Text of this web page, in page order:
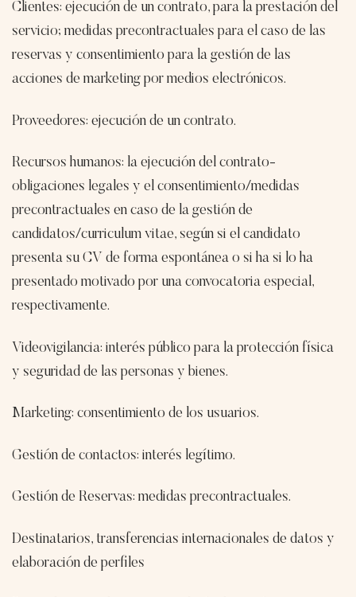
Clientes: ejecución de un contrato, para la prestación del
servicio; medidas precontractuales para el caso de las
reservas y consentimiento para la gestión de las
acciones de marketing por medios electrónicos.
Proveedores: ejecución de un contrato.
Recursos humanos: la ejecución del contrato-
obligaciones legales y el consentimiento/medidas
precontractuales en caso de la gestión de
candidatos/curriculum vitae, según si el candidato
presenta su CV de forma espontánea o si ha si lo ha
presentado motivado por una convocatoria especial,
respectivamente.
Videovigilancia: interés público para la protección física
y seguridad de las personas y bienes.
Marketing: consentimiento de los usuarios.
Gestión de contactos: interés legítimo.
Gestión de Reservas: medidas precontractuales.
Destinatarios, transferencias internacionales de datos y
elaboración de perfiles